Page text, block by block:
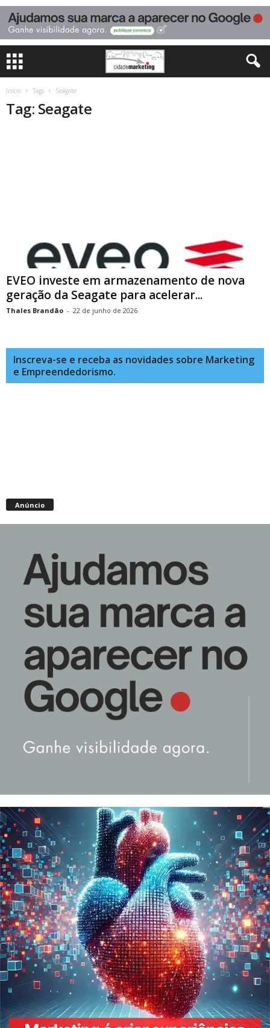
Início Tags Seagate
Tag: Seagate
EVEO investe em armazenamento de nova
geração da Seagate para acelerar...
Thales Brandão - 22 de junho de 2026
Inscreva-se e receba as novidades sobre Marketing
e Empreendedorismo.
Anúncio